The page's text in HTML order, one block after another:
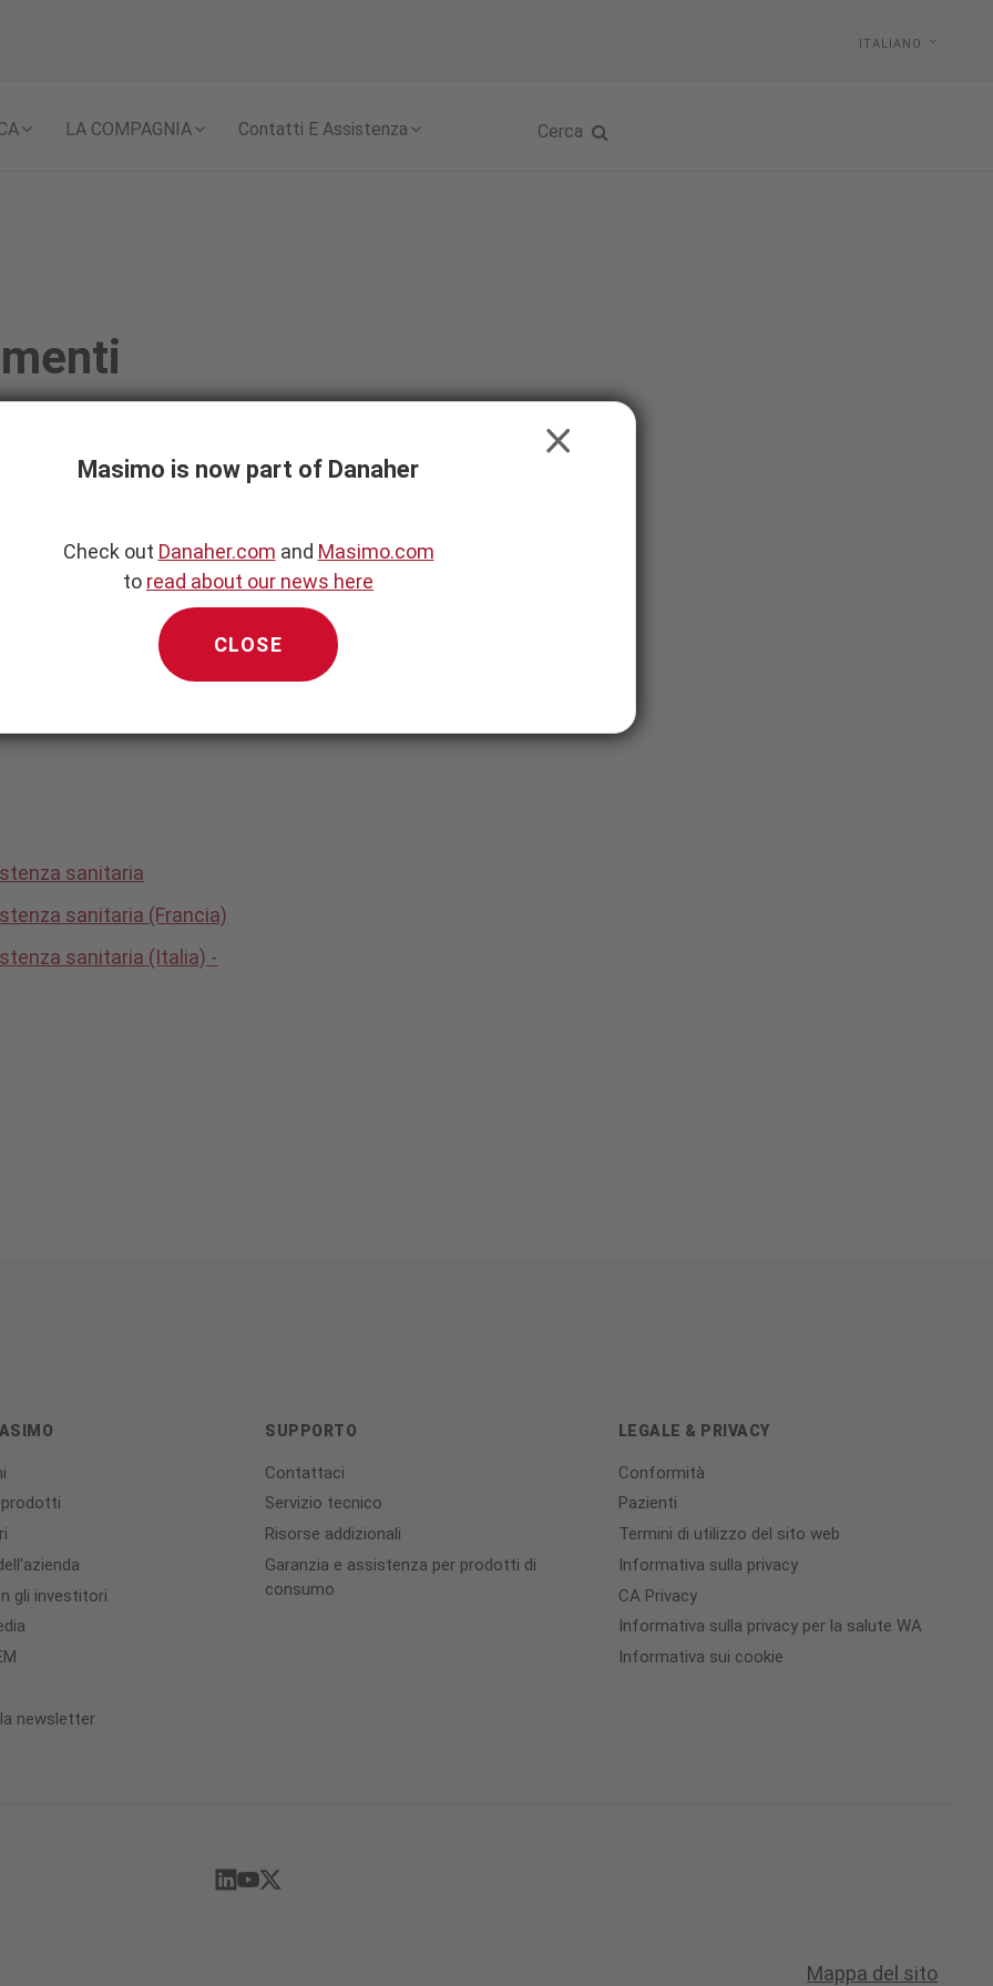
ITALIANO
LA COMPAGNIA Contatti E Assistenza Cerca
circa i rapporti
ad attenersi a criteri
Masimo
internazionali,
di valore in
ritiene che, per
i propri rapporti
sito web.
sanitaria
sanitaria (Francia)
sanitaria (Italia) -
gli investitori
newsletter
SUPPORTO
Contattaci
Servizio tecnico
Risorse addizionali
Garanzia e assistenza per prodotti di
consumo
LEGALE & PRIVACY
Conformità
Pazienti
Termini di utilizzo del sito web
Informativa sulla privacy
CA Privacy
Informativa sulla privacy per la salute WA
Informativa sui cookie
Mappa del sito
Masimo is now part of Danaher
CLOSE
Check out Danaher.com and Masimo.com
to read about our news here
CLOSE